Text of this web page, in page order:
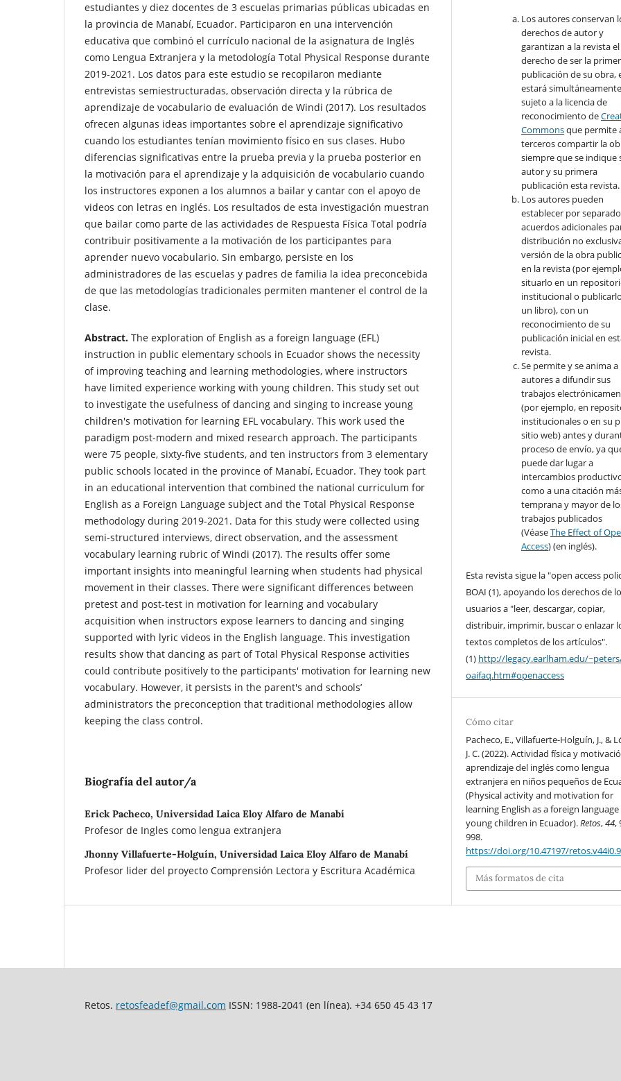
estudiantes y diez docentes de 3 escuelas primarias públicas ubicadas en
la provincia de Manabí, Ecuador. Participaron en una intervención
educativa que combinó el currículo nacional de la asignatura de Inglés
como Lengua Extranjera y la metodología Total Physical Response durante
2019-2021. Los datos para este estudio se recopilaron mediante
entrevistas semiestructuradas, observación directa y la rúbrica de
aprendizaje de vocabulario de evaluación de Windi (2017). Los resultados
ofrecen algunas ideas importantes sobre el aprendizaje significativo
cuando los estudiantes tenían movimiento físico en sus clases. Hubo
diferencias significativas entre la prueba previa y la prueba posterior en
la motivación para el aprendizaje y la adquisición de vocabulario cuando
los instructores exponen a los alumnos a bailar y cantar con el apoyo de
videos con letras en inglés. Los resultados de esta investigación muestran
que bailar como parte de las actividades de Respuesta Física Total podría
contribuir positivamente a la motivación de los participantes para
aprender nuevo vocabulario. Sin embargo, persiste en los
administradores de las escuelas y padres de familia la idea preconcebida
de que las metodologías tradicionales permiten mantener el control de la
clase.
Abstract. The exploration of English as a foreign language (EFL)
instruction in public elementary schools in Ecuador shows the necessity
of improving teaching and learning methodologies, where instructors
have limited experience working with young children. This study set out
to investigate the usefulness of dancing and singing to increase young
children's motivation for learning EFL vocabulary. This work used the
paradigm post-modern and mixed research approach. The participants
were 75 people, sixty-five students, and ten instructors from 3 elementary
public schools located in the province of Manabí, Ecuador. They took part
in an educational intervention that combined the national curriculum for
English as a Foreign Language subject and the Total Physical Response
methodology during 2019-2021. Data for this study were collected using
semi-structured interviews, direct observation, and the assessment
vocabulary learning rubric of Windi (2017). The results offer some
important insights into meaningful learning when students had physical
movement in their classes. There were significant differences between
pretest and post-test in motivation for learning and vocabulary
acquisition when instructors expose learners to dancing and singing
supported with lyric videos in the English language. This investigation
results show that dancing as part of Total Physical Response activities
could contribute positively to the participants' motivation for learning new
vocabulary. However, it persists in the parent's and schools’
administrators the preconception that traditional methodologies allow
keeping the class control.
Biografía del autor/a
Erick Pacheco, Universidad Laica Eloy Alfaro de Manabí
Profesor de Ingles como lengua extranjera
Jhonny Villafuerte-Holguín, Universidad Laica Eloy Alfaro de Manabí
Profesor lider del proyecto Comprensión Lectora y Escritura Académica
Los autores conservan
derechos de autor y
garantizan a la revista el
derecho de ser la
publicación de su obra,
estará simultáneamente
sujeto a la licencia de
reconocimiento de
Commonsque permite
terceros compartir la
siempre que se indique
autor y su primera
publicación esta revista.
Los autores pueden
establecer por separado
acuerdos adicionales
distribución no
versión de la obra
en la revista (por
situarlo en un
institucional o
un libro), con un
reconocimiento de su
publicación inicial en
revista.
Se permite y se anima a
autores a difundir sus
trabajos
(por ejemplo, en
institucionales o en su
sitio web) antes y
proceso de envío, ya
puede dar lugar a
intercambios
como a una citación
temprana y mayor de
trabajos publicados
(VéaseThe Effect of
Access) (en inglés).
Esta revista sigue la "open access
BOAI (1), apoyando los derechos de
usuarios a "leer, descargar, copiar,
distribuir, imprimir, buscar o enlazar
textos completos de los artículos".
(1) http://legacy.earlham.edu/
oaifaq.htm#openaccess
Cómo citar
Pacheco, E., Villafuerte-Holguín, J., &
J. C. (2022). Actividad física y
aprendizaje del inglés como lengua
extranjera en niños pequeños de
(Physical activity and motivation for
learning English as a foreign language
young children in Ecuador).Retos,44,
998.
https://doi.org/10.47197/
Más formatos de cita
Retos. retosfeadef@gmail.com ISSN: 1988-2041 (en línea). +34 650 45 43 17